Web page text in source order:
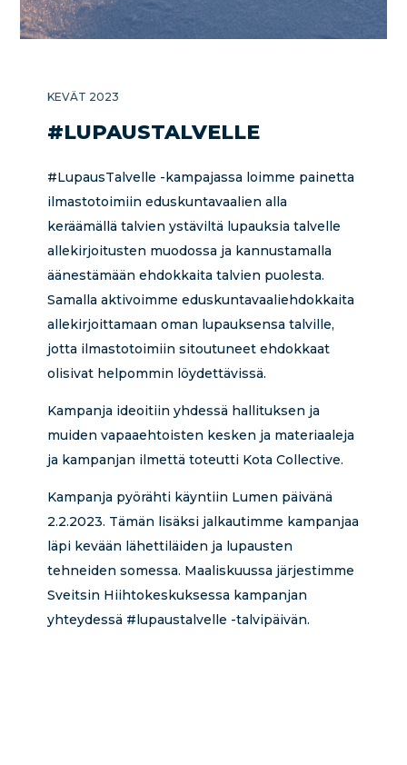
KEVÄT 2023
#LUPAUSTALVELLE
#LupausTalvelle -kampajassa loimme painetta
ilmastotoimiin eduskuntavaalien alla
keräämällä talvien ystäviltä lupauksia talvelle
allekirjoitusten muodossa ja kannustamalla
äänestämään ehdokkaita talvien puolesta.
Samalla aktivoimme eduskuntavaaliehdokkaita
allekirjoittamaan oman lupauksensa talville,
jotta ilmastotoimiin sitoutuneet ehdokkaat
olisivat helpommin löydettävissä.
Kampanja ideoitiin yhdessä hallituksen ja
muiden vapaaehtoisten kesken ja materiaaleja
ja kampanjan ilmettä toteutti Kota Collective.
Kampanja pyörähti käyntiin Lumen päivänä
2.2.2023. Tämän lisäksi jalkautimme kampanjaa
läpi kevään lähettiläiden ja lupausten
tehneiden somessa. Maaliskuussa järjestimme
Sveitsin Hiihtokeskuksessa kampanjan
yhteydessä #lupaustalvelle -talvipäivän.